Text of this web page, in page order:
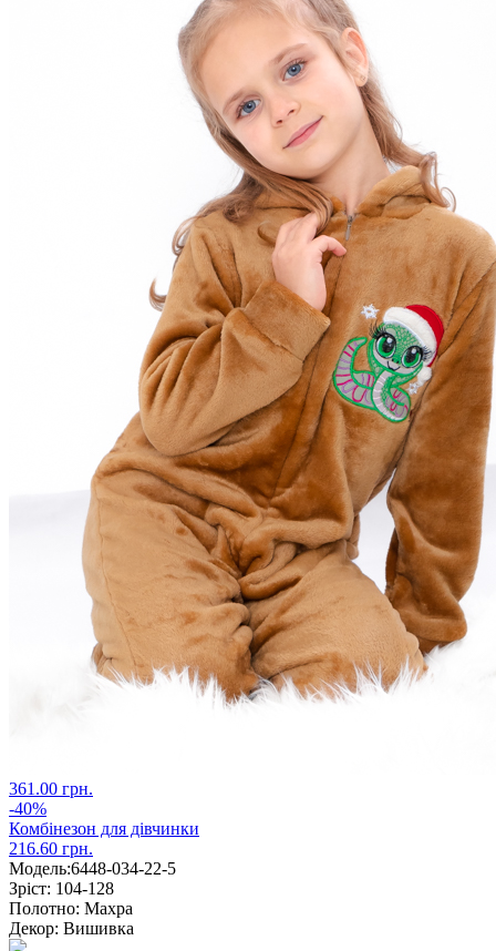
361.00 грн.
-40%
Комбінезон для дівчинки
216.60 грн.
Модель:6448-034-22-5
Зріст: 104-128
Полотно: Махра
Декор: Вишивка